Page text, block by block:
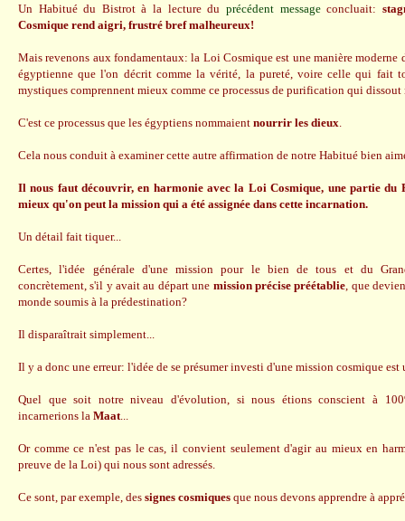
Un Habitué du Bistrot à la lecture du précédent messageconcluait:
Cosmique rend aigri, frustré bref malheureux!
Mais revenons aux fondamentaux: la Loi Cosmique est une manière moderne
égyptienne que l'on décrit comme la vérité, la pureté, voire celle qui fait
mystiques comprennent mieux comme ce processus de purification qui dissout
C'est ce processus que les égyptiens nommaient nourrir les dieux.
Cela nous conduit à examiner cette autre affirmation de notre Habitué bien
Il nous faut découvrir, en harmonie avec la Loi Cosmique, une partie du
mieux qu'on peut la mission qui a été assignée dans cette incarnation.
Un détail fait tiquer...
Certes, l'idée générale d'une mission pour le bien de tous et du
concrètement, s'il y avait au départ une mission précise préétablie, que
monde soumis à la prédestination?
Il disparaîtrait simplement...
Il y a donc une erreur: l'idée de se présumer investi d'une mission cosmique
Quel que soit notre niveau d'évolution, si nous étions conscient à
incarnerions la Maat...
Or comme ce n'est pas le cas, il convient seulement d'agir au mieux en
preuve de la Loi) qui nous sont adressés.
Ce sont, par exemple, des signes cosmiques que nous devons apprendre à